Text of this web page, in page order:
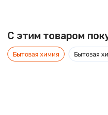
C этим товаром
Бытовая химия Бытовая